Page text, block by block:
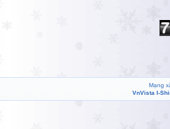
Mạng
VnVista I-